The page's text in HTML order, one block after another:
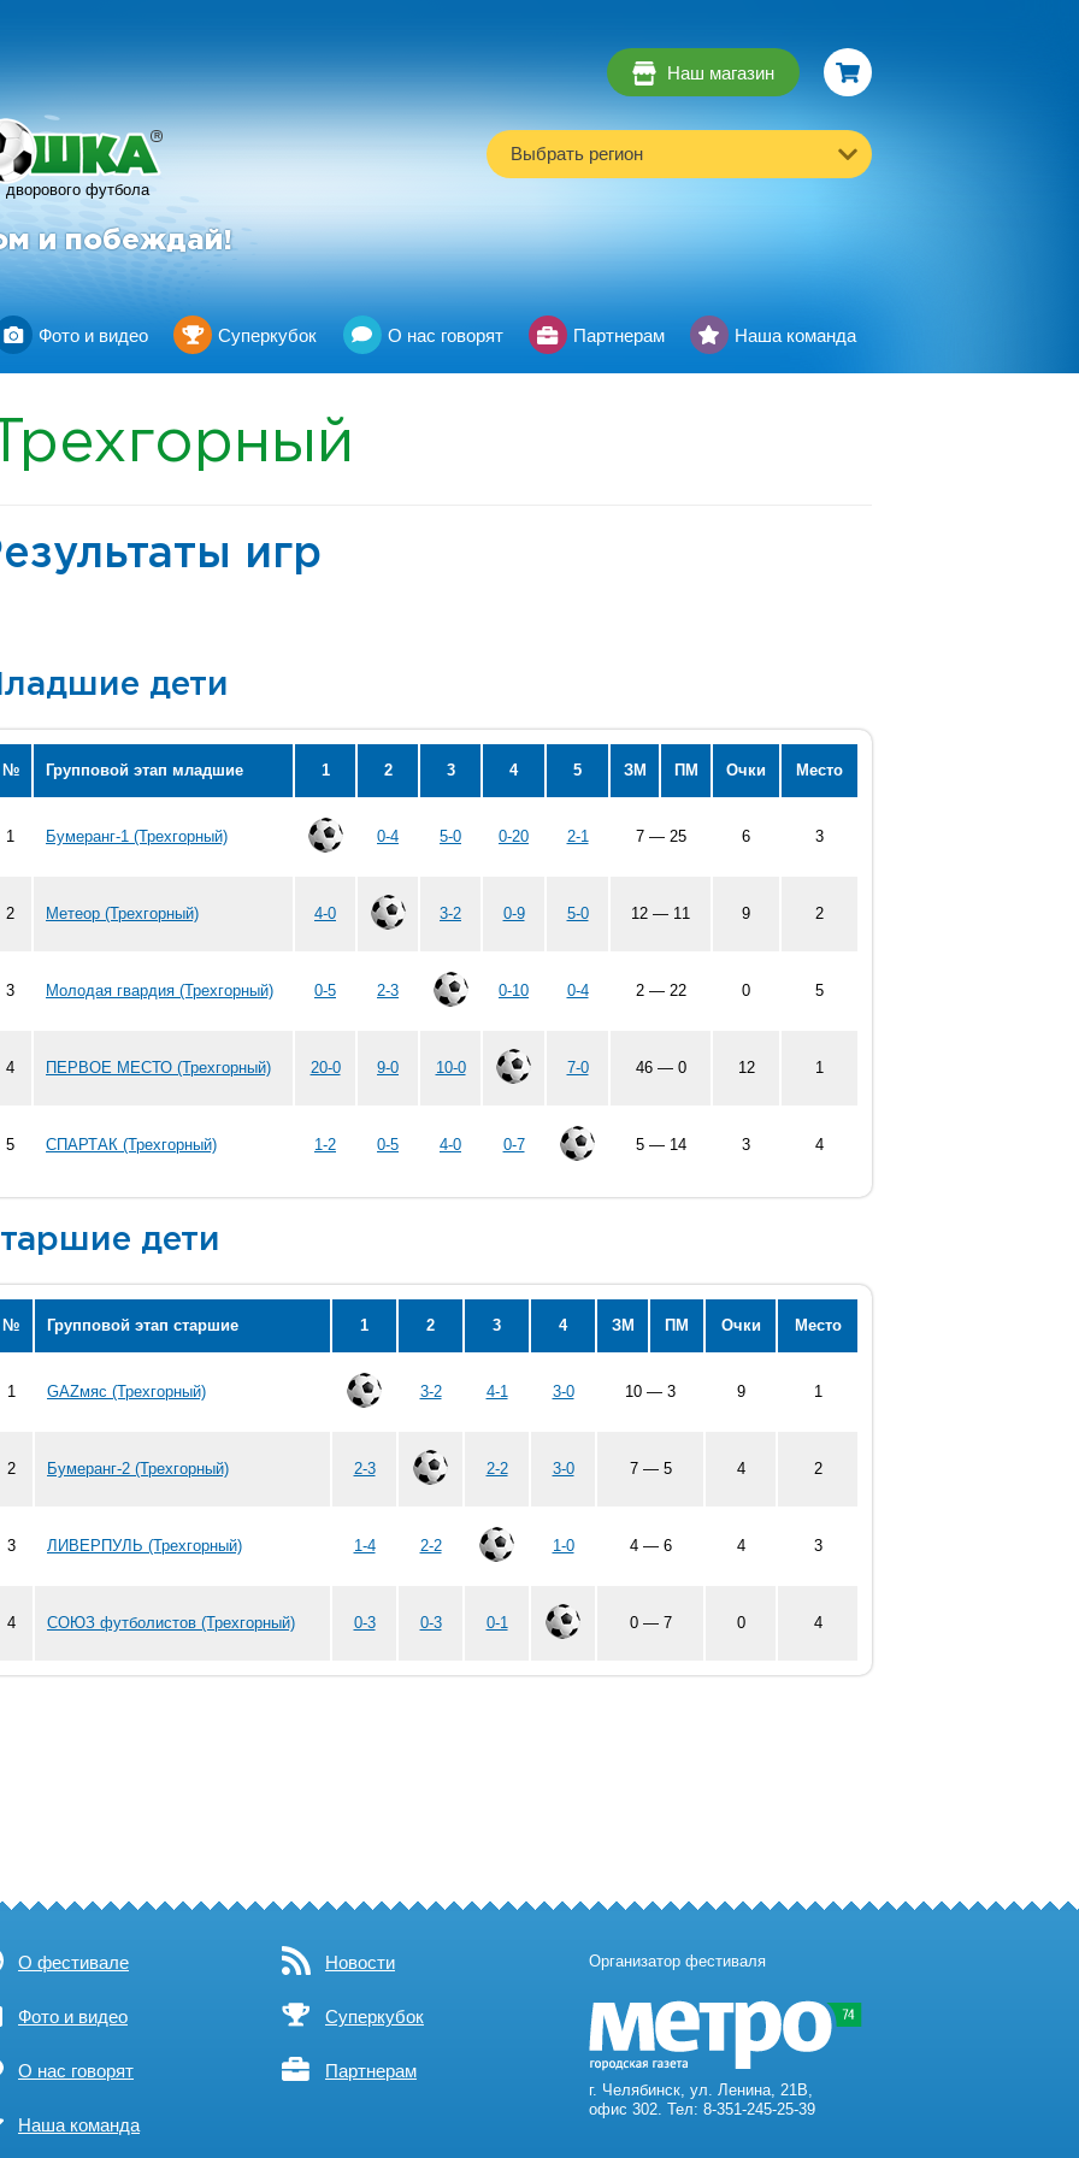
дворового футбола
R
и побеждай!
Наш магазин
Выбрать регион
Фото и видео Суперкубок О нас говорят Партнерам Наша команда
игр
дети
№ Групповой этап младшие 1 2 3 4 5 ЗМ ПМ Очки Место
1 Бумеранг-1 (Трехгорный) 0-4 5-0 0-20 2-1 7 — 25 6 3
2 Метеор (Трехгорный) 4-0 3-2 0-9 5-0 12 — 11 9 2
3 Молодая гвардия (Трехгорный) 0-5 2-3 0-10 0-4 2 — 22 0 5
4 ПЕРВОЕ МЕСТО (Трехгорный) 20-0 9-0 10-0 7-0 46 — 0 12 1
5 СПАРТАК (Трехгорный) 1-2 0-5 4-0 0-7 5 — 14 3 4
дети
№ Групповой этап старшие 1 2 3 4 ЗМ ПМ Очки Место
1 GAZмяс (Трехгорный) 3-2 4-1 3-0 10 — 3 9 1
2 Бумеранг-2 (Трехгорный) 2-3 2-2 3-0 7 — 5 4 2
3 ЛИВЕРПУЛЬ (Трехгорный) 1-4 2-2 1-0 4 — 6 4 3
4 СОЮЗ футболистов (Трехгорный) 0-3 0-3 0-1 0 — 7 0 4
О фестивале Новости
Фото и видео Суперкубок
О нас говорят Партнерам
Наша команда
Организатор фестиваля
г. Челябинск, ул. Ленина, 21В,
офис 302. Тел: 8-351-245-25-39